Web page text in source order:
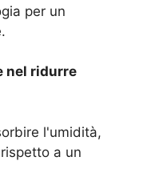
per un
nel ridurre
l'umidità,
a un